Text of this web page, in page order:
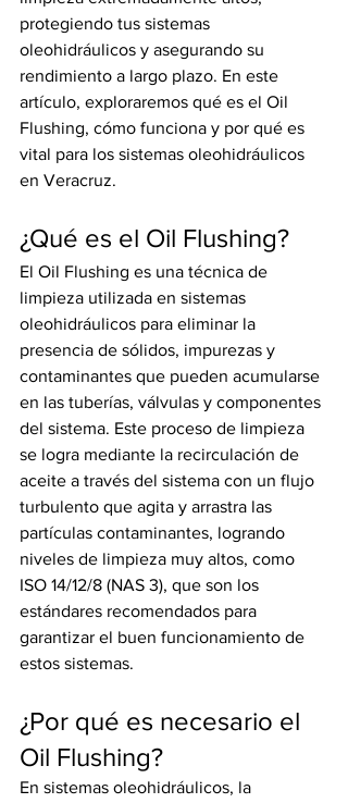
protegiendo tus sistemas
oleohidráulicos y asegurando su
rendimiento a largo plazo. En este
artículo, exploraremos qué es el Oil
Flushing, cómo funciona y por qué es
vital para los sistemas oleohidráulicos
en Veracruz.
¿Qué es el Oil Flushing?
El Oil Flushing es una técnica de
limpieza utilizada en sistemas
oleohidráulicos para eliminar la
presencia de sólidos, impurezas y
contaminantes que pueden acumularse
en las tuberías, válvulas y componentes
del sistema. Este proceso de limpieza
se logra mediante la recirculación de
aceite a través del sistema con un flujo
turbulento que agita y arrastra las
partículas contaminantes, logrando
niveles de limpieza muy altos, como
ISO 14/12/8 (NAS 3), que son los
estándares recomendados para
garantizar el buen funcionamiento de
estos sistemas.
¿Por qué es necesario el
Oil Flushing?
En sistemas oleohidráulicos, la